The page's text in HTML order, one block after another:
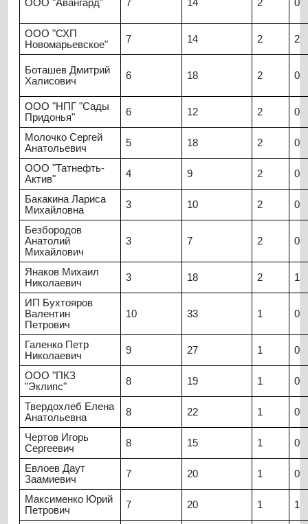
ООО "Авангард" 7 14 2 0
ООО "СХП
Новомарьевское"
7 14 2 2
Боташев Дмитрий
Халисович
6 18 2 0
ООО "НПГ "Сады
Придонья"
6 12 2 0
Молочко Сергей
Анатольевич
5 18 2 0
ООО "Татнефть-
Актив"
4 9 2 0
Бакакина Лариса
Михайловна
3 10 2 0
Безбородов
Анатолий
Михайлович
3 7 2 0
Янаков Михаил
Николаевич
3 18 2 1
ИП Бухтояров
Валентин
Петрович
10 33 1 0
Галенко Петр
Николаевич
9 27 1 0
ООО "ПКЗ
"Эклипс"
8 19 1 0
Твердохлеб Елена
Анатольевна
8 22 1 0
Чертов Игорь
Сергеевич
8 15 1 0
Евлоев Даут
Заамиевич
7 20 1 0
Максименко Юрий
Петрович
7 20 1 1